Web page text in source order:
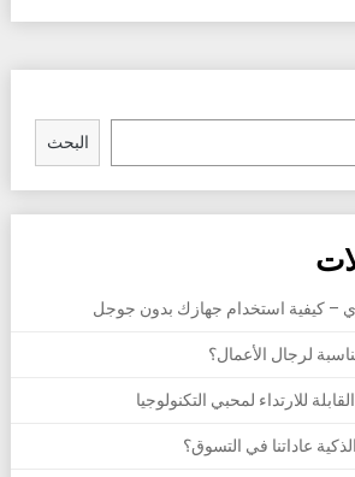
البحث
– كيفية استخدام جهازك بدون جوجل
لرجال الأعمال؟
للارتداء لمحبي التكنولوجيا
عاداتنا في التسوق؟